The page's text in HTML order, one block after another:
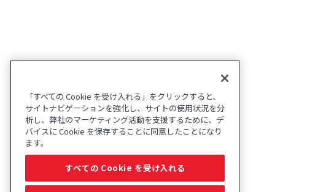
「すべての Cookie を受け入れる」をクリックすると、
サイトナビゲーションを強化し、サイトの使用状況を分
析し、弊社のマーケティング活動を支援するために、デ
バイスに Cookie を保存することに同意したことになり
ます。
すべての Cookie を受け入れる